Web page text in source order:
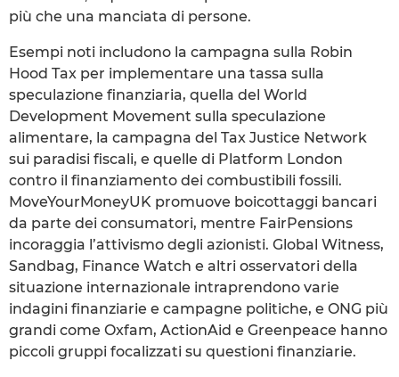
più che una manciata di persone.
Esempi noti includono la campagna sulla Robin
Hood Tax per implementare una tassa sulla
speculazione finanziaria, quella del World
Development Movement sulla speculazione
alimentare, la campagna del Tax Justice Network
sui paradisi fiscali, e quelle di Platform London
contro il finanziamento dei combustibili fossili.
MoveYourMoneyUK promuove boicottaggi bancari
da parte dei consumatori, mentre FairPensions
incoraggia l’attivismo degli azionisti. Global Witness,
Sandbag, Finance Watch e altri osservatori della
situazione internazionale intraprendono varie
indagini finanziarie e campagne politiche, e ONG più
grandi come Oxfam, ActionAid e Greenpeace hanno
piccoli gruppi focalizzati su questioni finanziarie.